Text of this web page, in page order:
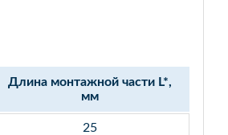
Длина монтажной части L*,
мм
25